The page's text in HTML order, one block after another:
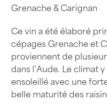
Grenache & Carignan
Ce vin a été élaboré
cépages Grenache et
proviennent de
dans l’Aude. Le climat
ensoleillé avec une
belle maturité des